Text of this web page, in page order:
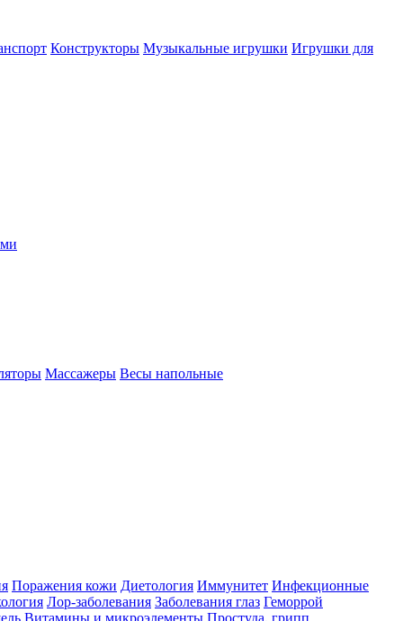
Конструкторы Музыкальные игрушки Игрушки для
Массажеры Весы напольные
Поражения кожи Диетология Иммунитет Инфекционные
Лор-заболевания Заболевания глаз Геморрой
Витамины и микроэлементы Простуда, грипп